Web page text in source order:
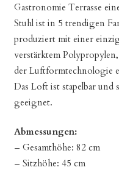
Gastronomie Terrasse
Stuhl ist in 5 trendigen
produziert mit einer
verstärktem
der Luftformtechnologie
Das Loft ist stapelbar und
geeignet.
Abmessungen:
– Gesamthöhe: 82 cm
– Sitzhöhe: 45 cm